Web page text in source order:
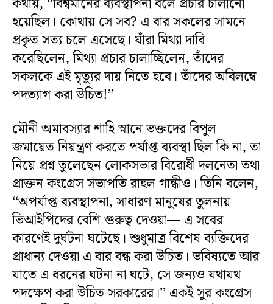
হয়েছিল। কোথায় সে সব? এ বার সকলের সামনে
প্রকৃত সত্য চলে এসেছে। যাঁরা মিথ্যা দাবি
করেছিলেন, মিথ্যা প্রচার চালাচ্ছিলেন, তাঁদের
সকলকে এই মৃত্যুর দায় নিতে হবে। তাঁদের অবিলম্বে
পদত্যাগ করা উচিত!’’
মৌনী অমাবস্যার শাহি স্নানে ভক্তদের বিপুল
জমায়েত নিয়ন্ত্রণ করতে পর্যাপ্ত ব্যবস্থা ছিল কি না, তা
নিয়ে প্রশ্ন তুলেছেন লোকসভার বিরোধী দলনেতা তথা
প্রাক্তন কংগ্রেস সভাপতি রাহুল গান্ধীও। তিনি বলেন,
‘‘অপর্যাপ্ত ব্যবস্থাপনা, সাধারণ মানুষের তুলনায়
ভিআইপিদের বেশি গুরুত্ব দেওয়া— এ সবের
কারণেই দুর্ঘটনা ঘটেছে। শুধুমাত্র বিশেষ ব্যক্তিদের
প্রাধান্য দেওয়া এ বার বন্ধ করা উচিত। ভবিষ্যতে আর
যাতে এ ধরনের ঘটনা না ঘটে, সে জন্যও যথাযথ
পদক্ষেপ করা উচিত সরকারের।’’ একই সুর কংগ্রেস